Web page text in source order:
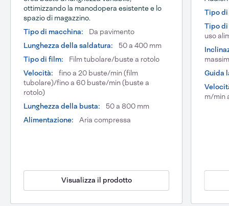
ottimizzando la manodopera esistente e lo
spazio di magazzino.
Tipo di macchina:
Da pavimento
Lunghezza della saldatura:
50 a 400 mm
Tipo di film:
Film tubolare/buste a rotolo
Velocità:
fino a 20 buste/min (film
tubolare)/fino a 60 buste/min (buste a
rotolo)
Lunghezza della busta:
50 a 800 mm
Alimentazione:
Aria compressa
Visualizza il prodotto
Tipo
Tipo
uso
Guida
m/min